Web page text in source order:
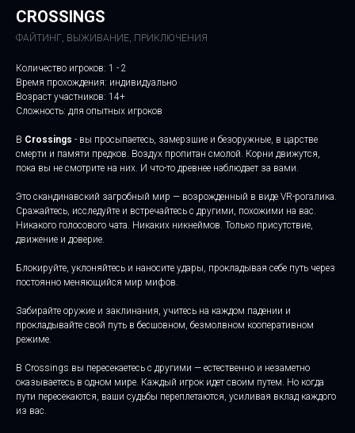
CROSSINGS
ФАЙТИНГ, ВЫЖИВАНИЕ, ПРИКЛЮЧЕНИЯ
Количество игроков: 1 - 2
Время прохождения: индивидуально
Возраст участников: 14+
Сложность: для опытных игроков
В Crossings - вы просыпаетесь, замерзшие и безоружные, в царстве
смерти и памяти предков. Воздух пропитан смолой. Корни движутся,
пока вы не смотрите на них. И что-то древнее наблюдает за вами.
Это скандинавский загробный мир — возрожденный в виде VR-рогалика.
Сражайтесь, исследуйте и встречайтесь с другими, похожими на вас.
Никакого голосового чата. Никаких никнеймов. Только присутствие,
движение и доверие.
Блокируйте, уклоняйтесь и наносите удары, прокладывая себе путь через
постоянно меняющийся мир мифов.
Забирайте оружие и заклинания, учитесь на каждом падении и
прокладывайте свой путь в бесшовном, безмолвном кооперативном
режиме.
В Crossings вы пересекаетесь с другими — естественно и незаметно
оказываетесь в одном мире. Каждый игрок идет своим путем. Но когда
пути пересекаются, ваши судьбы переплетаются, усиливая вклад каждого
из вас.